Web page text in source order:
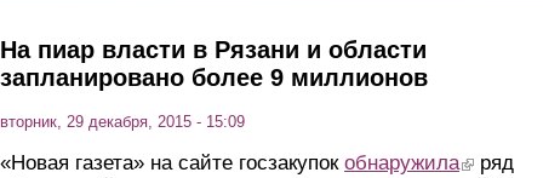
На пиар власти в Рязани и области
запланировано более 9 миллионов
вторник, 29 декабря, 2015 - 15:09
«Новая газета» на сайте госзакупок обнаружила(link is
ряд